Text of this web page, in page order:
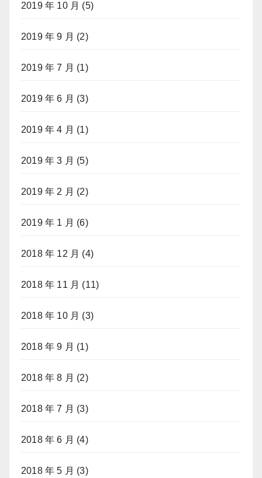
2019 年 10 月 (5)
2019 年 9 月 (2)
2019 年 7 月 (1)
2019 年 6 月 (3)
2019 年 4 月 (1)
2019 年 3 月 (5)
2019 年 2 月 (2)
2019 年 1 月 (6)
2018 年 12 月 (4)
2018 年 11 月 (11)
2018 年 10 月 (3)
2018 年 9 月 (1)
2018 年 8 月 (2)
2018 年 7 月 (3)
2018 年 6 月 (4)
2018 年 5 月 (3)